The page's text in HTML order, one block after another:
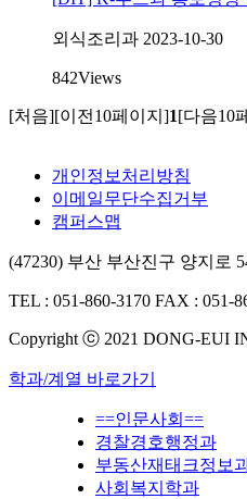
외식조리과 2023-10-30
842Views
[처음][이전10페이지]1[다음10
개인정보처리방침
이메일무단수집거부
캠퍼스맵
(47230) 부산 부산진구 양지로
TEL : 051-860-3170 FAX : 051-
Copyright ⓒ 2021 DONG-EUI
학과/계열 바로가기
==인문사회==
경찰경호행정과
부동산재태크정보
사회복지학과